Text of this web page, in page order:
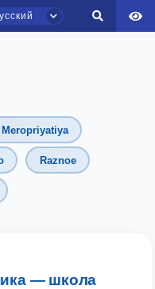
Meropriyatiya
Raznoe
— школа